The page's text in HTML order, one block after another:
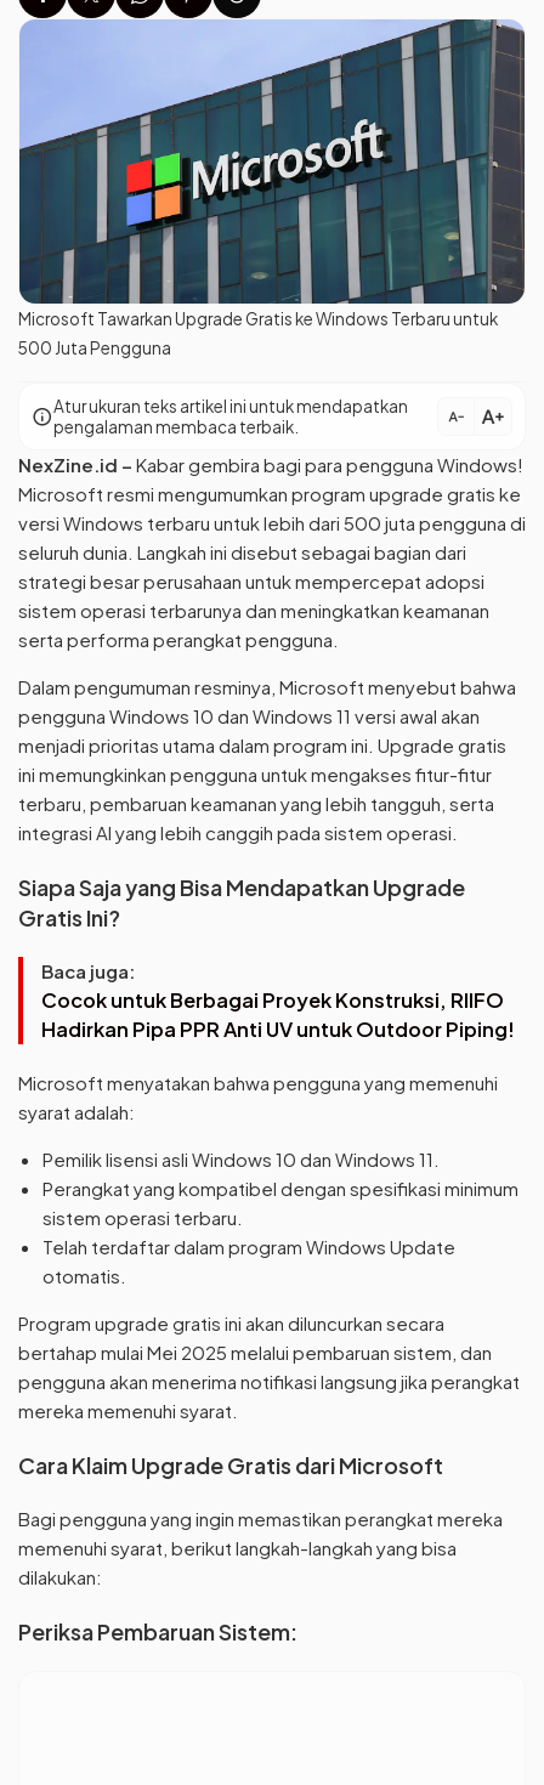
Microsoft Tawarkan Upgrade Gratis ke Windows Terbaru untuk
500 Juta Pengguna
infoAtur ukuran teks artikel ini untuk mendapatkan
pengalaman membaca terbaik.
text_decrease text_increase
NexZine.id – Kabar gembira bagi para pengguna Windows!
Microsoft resmi mengumumkan program upgrade gratis ke
versi Windows terbaru untuk lebih dari 500 juta pengguna di
seluruh dunia. Langkah ini disebut sebagai bagian dari
strategi besar perusahaan untuk mempercepat adopsi
sistem operasi terbarunya dan meningkatkan keamanan
serta performa perangkat pengguna.
Dalam pengumuman resminya, Microsoft menyebut bahwa
pengguna Windows 10 dan Windows 11 versi awal akan
menjadi prioritas utama dalam program ini. Upgrade gratis
ini memungkinkan pengguna untuk mengakses fitur-fitur
terbaru, pembaruan keamanan yang lebih tangguh, serta
integrasi AI yang lebih canggih pada sistem operasi.
Siapa Saja yang Bisa Mendapatkan Upgrade
Gratis Ini?
Baca juga:
Cocok untuk Berbagai Proyek Konstruksi, RIIFO
Hadirkan Pipa PPR Anti UV untuk Outdoor Piping!
Microsoft menyatakan bahwa pengguna yang memenuhi
syarat adalah:
Pemilik lisensi asli Windows 10 dan Windows 11.
Perangkat yang kompatibel dengan spesifikasi minimum
sistem operasi terbaru.
Telah terdaftar dalam program Windows Update
otomatis.
Program upgrade gratis ini akan diluncurkan secara
bertahap mulai Mei 2025 melalui pembaruan sistem, dan
pengguna akan menerima notifikasi langsung jika perangkat
mereka memenuhi syarat.
Cara Klaim Upgrade Gratis dari Microsoft
Bagi pengguna yang ingin memastikan perangkat mereka
memenuhi syarat, berikut langkah-langkah yang bisa
dilakukan:
Periksa Pembaruan Sistem: